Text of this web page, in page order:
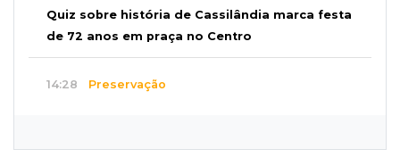
Quiz sobre história de Cassilândia marca festa
de 72 anos em praça no Centro
14:28 Preservação